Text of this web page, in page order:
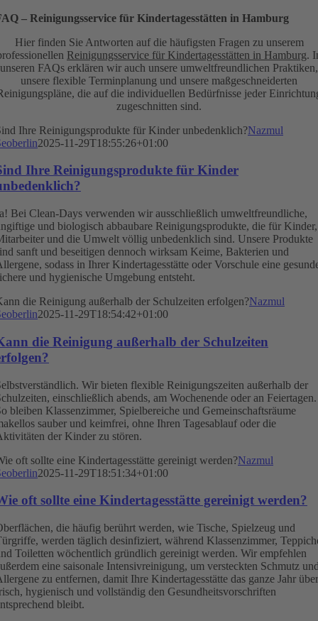
– Reinigungsservice für Kindertagesstätten in Hamburg
Hier finden Sie Antworten auf die häufigsten Fragen zu unserem
Reinigungsservice für Kindertagesstätten in Hamburg.
unseren FAQs erklären wir auch unsere umweltfreundlichen Praktiken,
unsere flexible Terminplanung und unsere maßgeschneiderten
die auf die individuellen Bedürfnisse jeder
zugeschnitten sind.
Ihre Reinigungsprodukte für Kinder unbedenklich?Nazmul
2025-11-29T18:55:26+01:00
Ihre Reinigungsprodukte für Kinder
Bei Clean-Days verwenden wir ausschließlich umweltfreundliche,
und biologisch abbaubare Reinigungsprodukte, die für Kinder,
und die Umwelt völlig unbedenklich sind. Unsere Produkte
sanft und beseitigen dennoch wirksam Keime, Bakterien und
sodass in Ihrer Kindertagesstätte oder Vorschule eine
und hygienische Umgebung entsteht.
die Reinigung außerhalb der Schulzeiten erfolgen?Nazmul
2025-11-29T18:54:42+01:00
die Reinigung außerhalb der Schulzeiten
Wir bieten flexible Reinigungszeiten außerhalb der
einschließlich abends, am Wochenende oder an Feiertagen.
bleiben Klassenzimmer, Spielbereiche und Gemeinschaftsräume
sauber und keimfrei, ohne Ihren Tagesablauf oder die
der Kinder zu stören.
oft sollte eine Kindertagesstätte gereinigt werden?Nazmul
2025-11-29T18:51:34+01:00
oft sollte eine Kindertagesstätte gereinigt werden?
die häufig berührt werden, wie Tische, Spielzeug und
werden täglich desinfiziert, während Klassenzimmer,
Toiletten wöchentlich gründlich gereinigt werden. Wir empfehlen
eine saisonale Intensivreinigung, um versteckten Schmutz
zu entfernen, damit Ihre Kindertagesstätte das ganze Jahr über
hygienisch und vollständig den Gesundheitsvorschriften
bleibt.